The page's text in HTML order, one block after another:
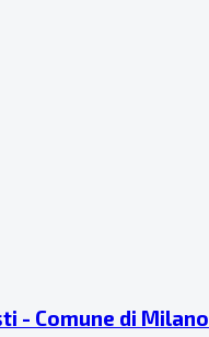
- Comune di Milano